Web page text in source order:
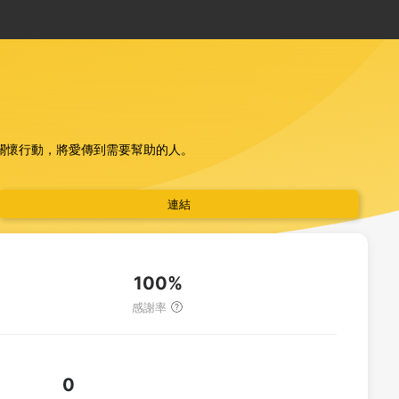
行動，將愛傳到需要幫助的人。
連結
100%
感謝率
0